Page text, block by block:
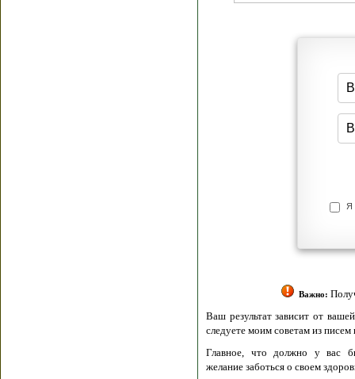
Я
Получение
Ваш результат зависит от вашей
следуете моим советам из писем и книг.
Главное, что должно у вас быть -
желание заботься о своем здоровье.